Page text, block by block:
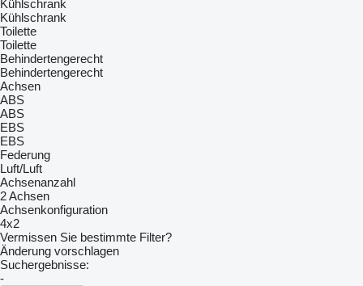
Kühlschrank
Kühlschrank
Toilette
Toilette
Behindertengerecht
Behindertengerecht
Achsen
ABS
ABS
EBS
EBS
Federung
Luft/Luft
Achsenanzahl
2 Achsen
Achsenkonfiguration
4x2
Vermissen Sie bestimmte Filter?
Änderung vorschlagen
Suchergebnisse:
-